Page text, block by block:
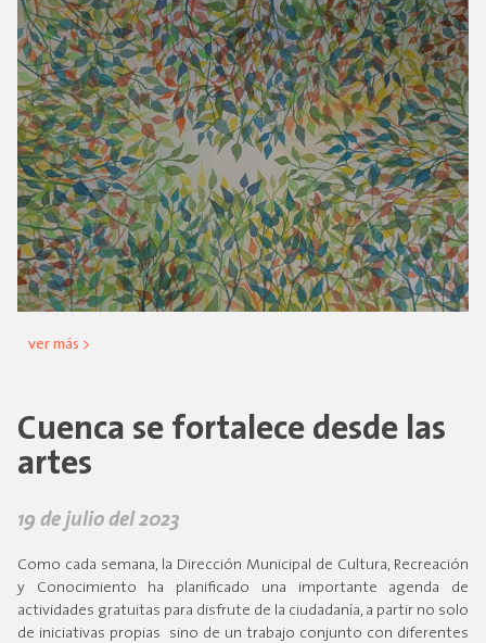
ver más >
Cuenca se fortalece desde las
artes
19 de julio del 2023
Como cada semana, la Dirección Municipal de Cultura, Recreación
y Conocimiento ha planificado una importante agenda de
actividades gratuitas para disfrute de la ciudadanía, a partir no solo
de iniciativas propias sino de un trabajo conjunto con diferentes